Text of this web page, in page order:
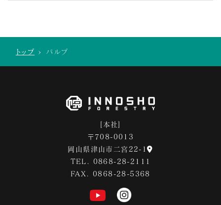
トップ > パルプ
[本社]
〒708-0013
岡山県津山市二宮22-1
TEL. 0868-28-2111
FAX. 0868-28-5368